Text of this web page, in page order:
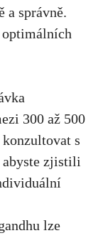
a správně.
300 až 500
s
abyste zjistili
lze